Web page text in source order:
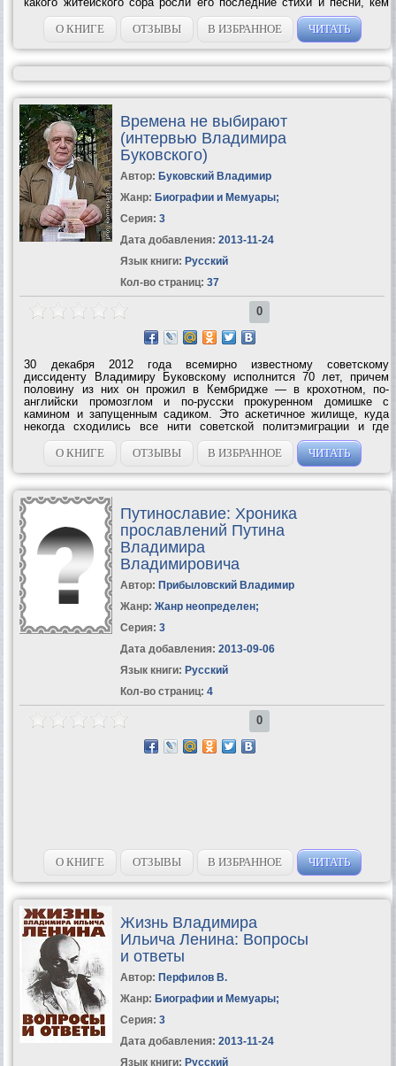
была его последняя любовь, как рождались последние кинороли,
в том числе и незабываемый...
О КНИГЕ ОТЗЫВЫ В ИЗБРАННОЕ ЧИТАТЬ
Времена не выбирают
(интервью Владимира
Буковского)
Автор: Буковский Владимир
Жанр: Биографии и Мемуары;
Серия: 3
Дата добавления: 2013-11-24
Язык книги: Русский
Кол-во страниц: 37
0
30 декабря 2012 года всемирно известному советскому
диссиденту Владимиру Буковскому исполнится 70 лет, причем
половину из них он прожил в Кембридже — в крохотном, по-
английски промозглом и по-русски прокуренном домишке с
камином и запущенным садиком. Это аскетичное жилище, куда
некогда сходились все нити советской политэмиграции и где
находился ее мозговой центр, Владимир Константинович купил на
гонорар за первую автобиографическую...
О КНИГЕ ОТЗЫВЫ В ИЗБРАННОЕ ЧИТАТЬ
Путинославие: Хроника
прославлений Путина
Владимира
Владимировича
Автор: Прибыловский Владимир
Жанр: Жанр неопределен;
Серия: 3
Дата добавления: 2013-09-06
Язык книги: Русский
Кол-во страниц: 4
0
О КНИГЕ ОТЗЫВЫ В ИЗБРАННОЕ ЧИТАТЬ
Жизнь Владимира
Ильича Ленина: Вопросы
и ответы
Автор: Перфилов В.
Жанр: Биографии и Мемуары;
Серия: 3
Дата добавления: 2013-11-24
Язык книги: Русский